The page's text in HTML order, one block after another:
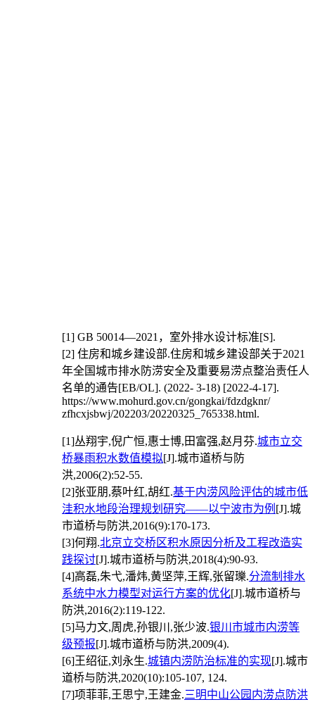
[1] GB 50014—2021，室外排水设计标准[S].
[2] 住房和城乡建设部.住房和城乡建设部关于2021
年全国城市排水防涝安全及重要易涝点整治责任人
名单的通告[EB/OL]. (2022- 3-18) [2022-4-17].
https://www.mohurd.gov.cn/gongkai/fdzdgknr/
zfhcxjsbwj/202203/20220325_765338.html.
[1]丛翔宇,倪广恒,惠士博,田富强,赵月芬.城市立交
桥暴雨积水数值模拟[J].城市道桥与防
洪,2006(2):52-55.
[2]张亚朋,蔡叶红,胡红.基于内涝风险评估的城市低
洼积水地段治理规划研究——以宁波市为例 [J].城
市道桥与防洪,2016(9):170-173.
[3]何翔.北京立交桥区积水原因分析及工程改造实
践探讨[J].城市道桥与防洪,2018(4):90-93.
[4]高磊,朱弋,潘炜,黄坚萍,王辉,张留瓅.分流制排水
系统中水力模型对运行方案的优化[J].城市道桥与
防洪,2016(2):119-122.
[5]马力文,周虎,孙银川,张少波.银川市城市内涝等
级预报[J].城市道桥与防洪,2009(4).
[6]王绍征,刘永生.城镇内涝防治标准的实现[J].城市
道桥与防洪,2020(10):105-107, 124.
[7]项菲菲,王思宁,王建金.三明中山公园内涝点防洪